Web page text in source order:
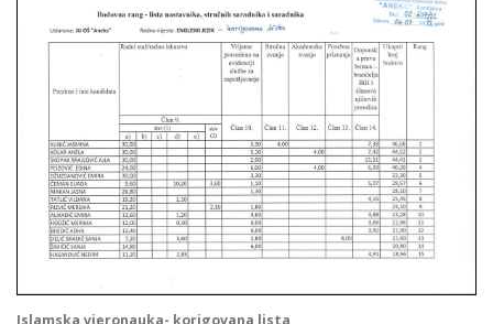
Islamska vjeronauka- korigovana lista